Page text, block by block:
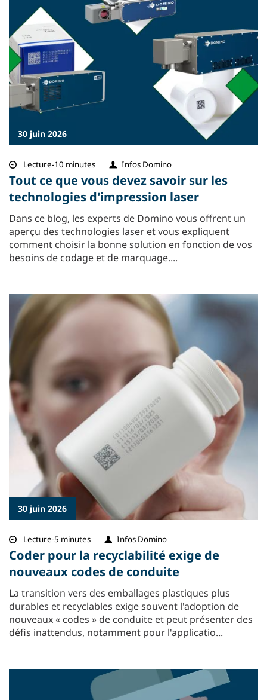
30 juin 2026
Lecture-10 minutes Infos Domino
Tout ce que vous devez savoir sur les
technologies d'impression laser
Dans ce blog, les experts de Domino vous offrent un
aperçu des technologies laser et vous expliquent
comment choisir la bonne solution en fonction de vos
besoins de codage et de marquage....
30 juin 2026
Lecture-5 minutes Infos Domino
Coder pour la recyclabilité exige de
nouveaux codes de conduite
La transition vers des emballages plastiques plus
durables et recyclables exige souvent l'adoption de
nouveaux « codes » de conduite et peut présenter des
défis inattendus, notamment pour l'applicatio...